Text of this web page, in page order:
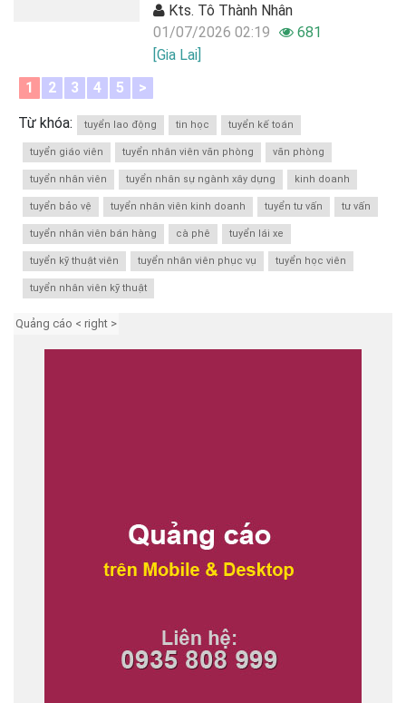
Kts. Tô Thành Nhân
01/07/2026 02:19
681
[Gia Lai]
1
2 3 4 5 >
Từ khóa: tuyển lao động tin học tuyển kế toán
tuyển giáo viên tuyển nhân viên văn phòng văn phòng
tuyển nhân viên tuyển nhân sự ngành xây dựng kinh doanh
tuyển bảo vệ tuyển nhân viên kinh doanh tuyển tư vấn tư vấn
tuyển nhân viên bán hàng cà phê tuyển lái xe
tuyển kỹ thuật viên tuyển nhân viên phục vụ tuyển học viên
tuyển nhân viên kỹ thuật
Quảng cáo < right >